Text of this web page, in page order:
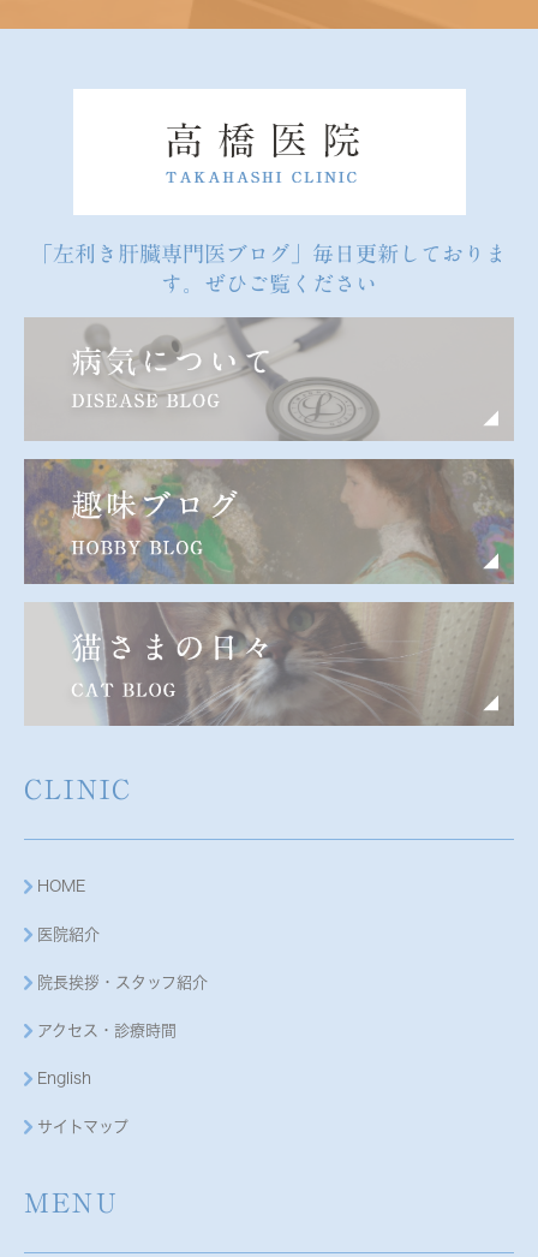
「左利き肝臓専門医ブログ」毎日更新しておりま
す。ぜひご覧ください
CLINIC
HOME
医院紹介
院長挨拶・スタッフ紹介
アクセス・診療時間
English
サイトマップ
MENU